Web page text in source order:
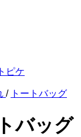
ピケ
/ トートバッグ
バッグ